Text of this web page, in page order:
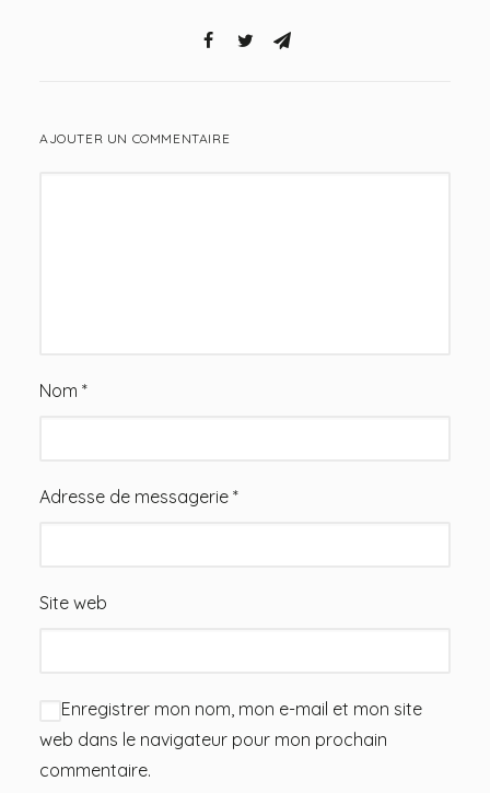
AJOUTER UN COMMENTAIRE
Nom *
Adresse de messagerie *
Site web
Enregistrer mon nom, mon e-mail et mon site
web dans le navigateur pour mon prochain
commentaire.